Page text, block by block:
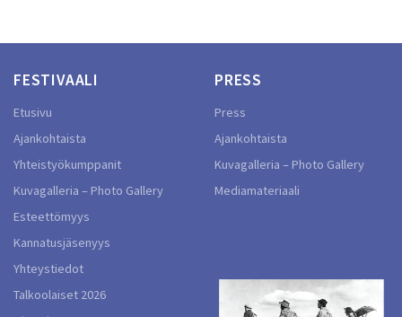
FESTIVAALI
Etusivu
Ajankohtaista
Yhteistyökumppanit
Kuvagalleria – Photo Gallery
Esteettömyys
Kannatusjäsenyys
Yhteystiedot
Talkoolaiset 2026
PRESS
Press
Ajankohtaista
Kuvagalleria – Photo Gallery
Mediamateriaali